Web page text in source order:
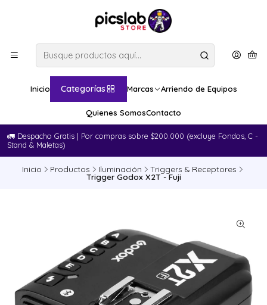
Inicio Categorías Marcas Arriendo de Equipos
Quienes SomosContacto
🚛​ Despacho Gratis | Por compras sobre $200.000 (excluye Fondos, C -
Stand & Maletas)
Inicio Productos Iluminación Triggers & Receptores
Trigger Godox X2T - Fuji